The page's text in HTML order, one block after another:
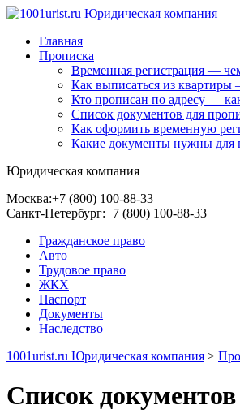
Главная
Прописка
Временная регистрация —
Как выписаться из
Кто прописан по адресу —
Список документов для
Как оформить временную
Какие документы нужны для
Юридическая компания
Москва:+7 (800) 100-88-33
Санкт-Петербург:+7 (800) 100-88-33
Гражданское право
Авто
Трудовое право
ЖКХ
Паспорт
Документы
Наследство
1001urist.ru Юридическая компания >
Список